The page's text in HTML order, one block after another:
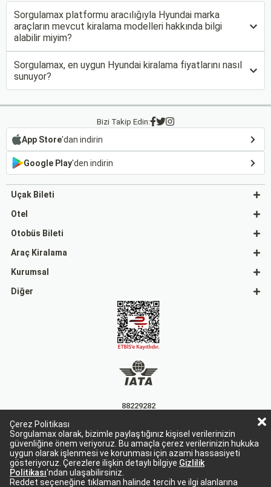
Çerez Politikası
Sorgulamax olarak, bizimle paylaştığınız kişisel verilerinizin
güvenliğine önem veriyoruz. Bu amaçla çerez verilerinizin hukuka
uygun olarak işlenmesi ve korunması için azami hassasiyeti
gösteriyoruz. Çerezlere ilişkin detaylı bilgiye Gizlilik
Politikası'ndan ulaşabilirsiniz.
Reddet seçeneğine tıklaman halinde tercih ve ilgi alanlarına
Sorgulamax platformu aracılığıyla Hyundai marka
araçların mevcut kiralama modelleri hakkında bilgi
alabilir miyim?
Sorgulamax, en uygun Hyundai kiralama fiyatlarını nasıl
sunuyor?
Bizi Takip Edin:
App Store'dan indirin
Google Play'den indirin
Uçak Bileti
Otel
Otobüs Bileti
Araç Kiralama
Kurumsal
Diğer
88229282
15863